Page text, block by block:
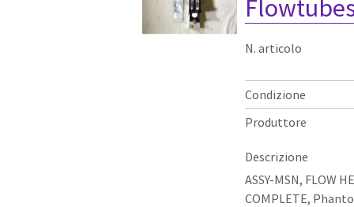
N. articolo
Condizione
Produttore
Descrizione
ASSY-MSN, FLOW
COMPLETE,